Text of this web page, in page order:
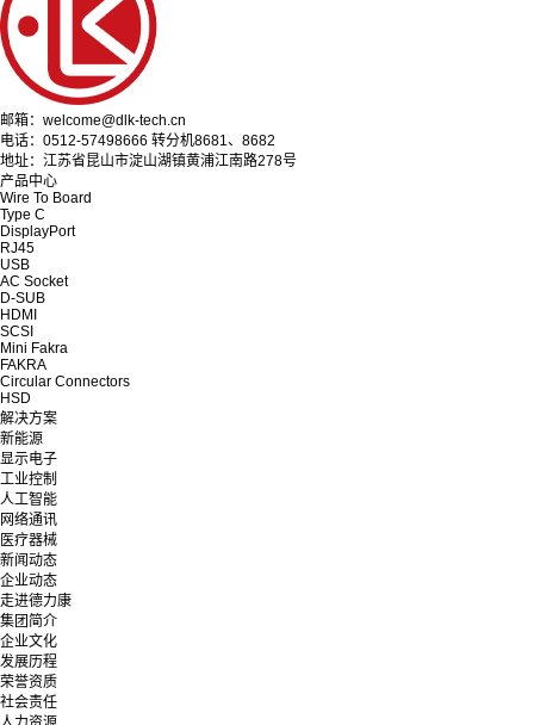
邮箱：welcome@dlk-tech.cn
电话：0512-57498666 转分机8681、8682
地址：江苏省昆山市淀山湖镇黄浦江南路278号
产品中心
Wire To Board
Type C
DisplayPort
RJ45
USB
AC Socket
D-SUB
HDMI
SCSI
Mini Fakra
FAKRA
Circular Connectors
HSD
解决方案
新能源
显示电子
工业控制
人工智能
网络通讯
医疗器械
新闻动态
企业动态
走进德力康
集团简介
企业文化
发展历程
荣誉资质
社会责任